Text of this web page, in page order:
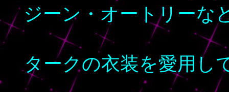
ジーン・オートリーな
タークの衣装を愛用し